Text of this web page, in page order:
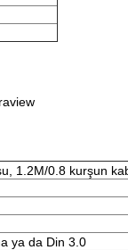
1.2M/0.8 kurşun
ya da Din 3.0